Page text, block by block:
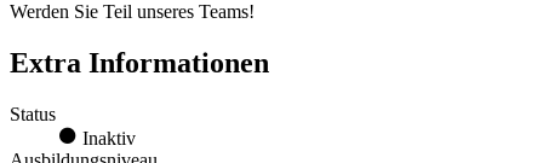
Werden Sie Teil unseres Teams!
Extra Informationen
Status
Inaktiv